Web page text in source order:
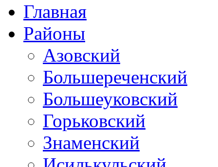
Главная
Районы
Азовский
Большереченский
Большеуковский
Горьковский
Знаменский